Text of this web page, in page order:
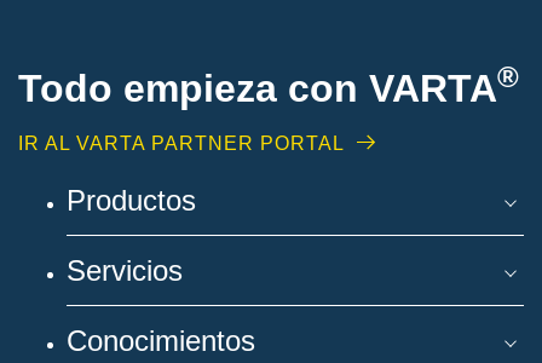
Todo empieza con VARTA®
IR AL VARTA PARTNER PORTAL
Productos
Servicios
Conocimientos